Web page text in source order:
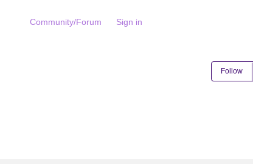
Community/Forum Sign in
Follow